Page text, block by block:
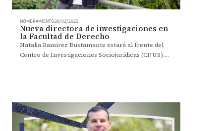
NOMBRAMIENTO28/02/2025
Nueva directora de investigaciones en
la Facultad de Derecho
Natalia Ramírez Bustamante estará al frente del
Centro de Investigaciones Sociojurídicas (CIJUS).